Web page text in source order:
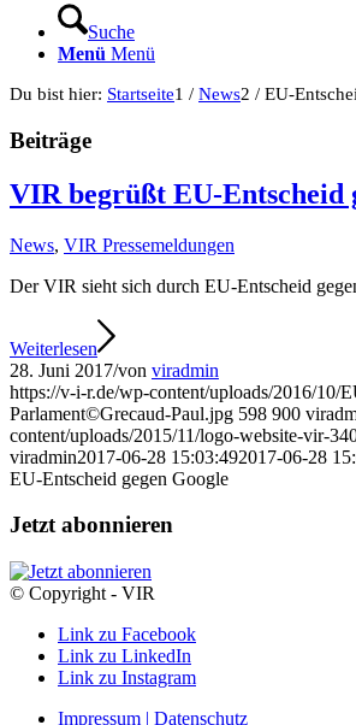
Suche
Menü Menü
Du bist hier: Startseite1 / News2 / EU-
Beiträge
VIR begrüßt EU-Entscheid
News, VIR Pressemeldungen
Der VIR sieht sich durch EU-Entscheid
Weiterlesen
28. Juni 2017/von viradmin
https://v-i-r.de/wp-content/uploads/2016/10/
Parlament©Grecaud-Paul.jpg 598 900
content/uploads/2015/11/logo-website-vir-
viradmin2017-06-28 15:03:492017-06-28
EU-Entscheid gegen Google
Jetzt abonnieren
© Copyright - VIR
Link zu Facebook
Link zu LinkedIn
Link zu Instagram
Impressum | Datenschutz